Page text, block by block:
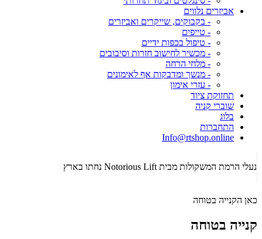
אביזרים נלווים
- בקבוקים, שייקרים ואביזרים
- טייפים
- טיפול בכפות ידיים
- מכשיר לחישוב חזרות וסיבובים
- מלחי הרחה
- מנשך ומדבקות אף לאימונים
- עזרי אימון
תחזוקת ציוד
שוברי קניה
בלוג
התחברות
Info@rtshop.online
נעלי הרמת המשקולות מבית Notorious Lift נחתו בארץ
כאן הקנייה בטוחה
קנייה בטוחה